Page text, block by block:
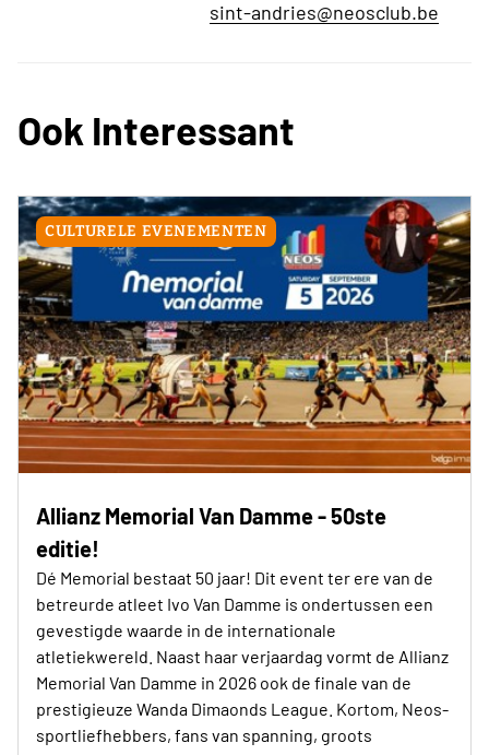
sint-andries@neosclub.be
Ook Interessant
CULTURELE EVENEMENTEN
Allianz Memorial Van Damme - 50ste
editie!
Dé Memorial bestaat 50 jaar! Dit event ter ere van de
betreurde atleet Ivo Van Damme is ondertussen een
gevestigde waarde in de internationale
atletiekwereld. Naast haar verjaardag vormt de Allianz
Memorial Van Damme in 2026 ook de finale van de
prestigieuze Wanda Dimaonds League. Kortom, Neos-
sportliefhebbers, fans van spanning, groots